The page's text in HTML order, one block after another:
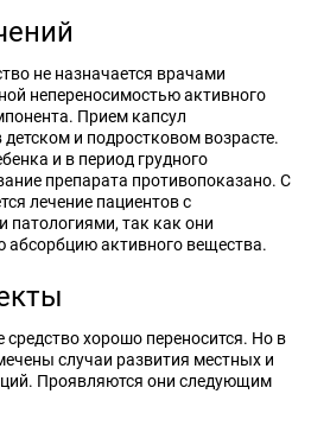
не назначается врачами
непереносимостью активного
Прием капсул
и подростковом возрасте.
и в период грудного
препарата противопоказано. С
лечение пациентов с
так как они
активного вещества.
средство хорошо переносится. Но в
случаи развития местных и
Проявляются они следующим